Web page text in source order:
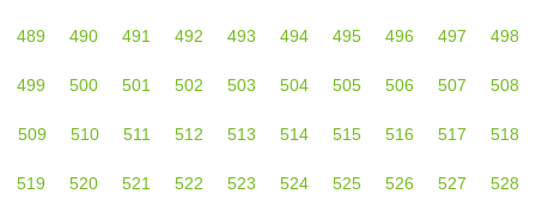
489 490 491 492 493 494 495 496 497 498
499 500 501 502 503 504 505 506 507 508
509 510 511 512 513 514 515 516 517 518
519 520 521 522 523 524 525 526 527 528